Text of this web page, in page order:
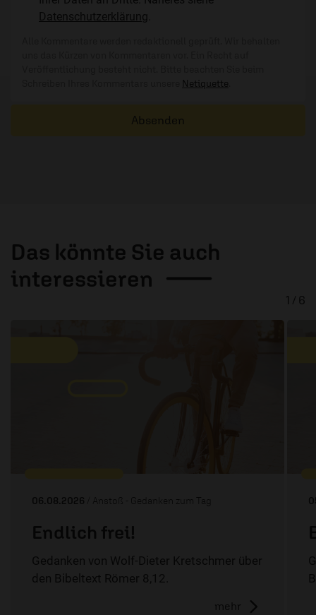
Datenschutzerklärung
Netiquette
Absenden
Das könnte Sie auch
interessieren
06.08.2026 / Anstoß - Gedanken zum Tag
Endlich frei!
Gedanken von Wolf-Dieter Kretschmer über
den Bibeltext Römer 8,12.
mehr
1 / 6